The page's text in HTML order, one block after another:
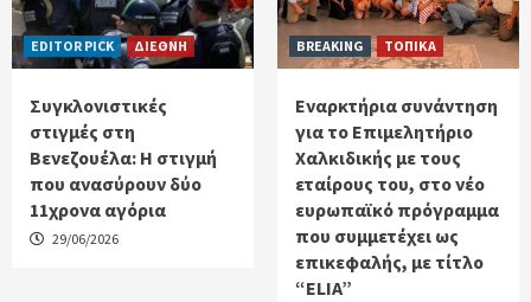
EDITOR PICK ΔΙΕΘΝΗ
Συγκλονιστικές
στιγμές στη
Βενεζουέλα: Η στιγμή
που ανασύρουν δύο
11χρονα αγόρια
29/06/2026
BREAKING ΤΟΠΙΚΑ
Εναρκτήρια συνάντηση
για το Επιμελητήριο
Χαλκιδικής με τους
εταίρους του, στο νέο
ευρωπαϊκό πρόγραμμα
που συμμετέχει ως
επικεφαλής, με τίτλο
“ELIA”